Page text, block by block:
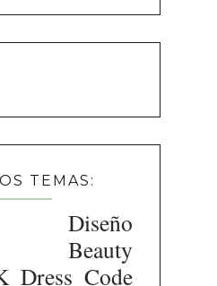
TEMAS:
Diseño
Beauty
Dress Code